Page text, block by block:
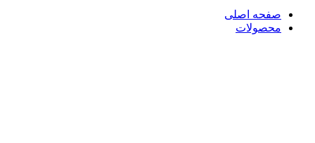
صفحه اصلی
محصولات